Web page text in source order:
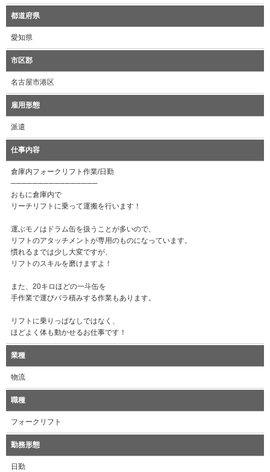
都道府県
愛知県
市区郡
名古屋市港区
雇用形態
派遣
仕事内容
倉庫内フォークリフト作業/日勤
────────────────
おもに倉庫内で
リーチリフトに乗って運搬を行います！
運ぶモノはドラム缶を扱うことが多いので、
リフトのアタッチメントが専用のものになっています。
慣れるまでは少し大変ですが、
リフトのスキルを磨けますよ！
また、20キロほどの一斗缶を
手作業で運びバラ積みする作業もあります。
リフトに乗りっぱなしではなく、
ほどよく体も動かせるお仕事です！
業種
物流
職種
フォークリフト
勤務形態
日勤